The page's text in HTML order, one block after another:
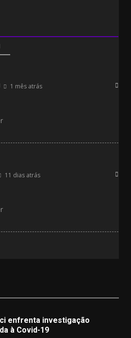
1 mês atrás
11 dias atrás
enfrenta investigação
à Covid-19